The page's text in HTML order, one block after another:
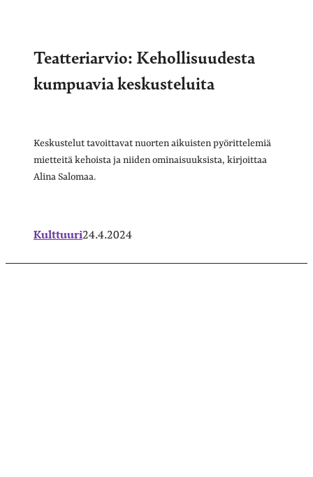
Teatteriarvio: Kehollisuudesta
kumpuavia keskusteluita
Keskustelut tavoittavat nuorten aikuisten pyörittelemiä
mietteitä kehoista ja niiden ominaisuuksista, kirjoittaa
Alina Salomaa.
Kulttuuri24.4.2024